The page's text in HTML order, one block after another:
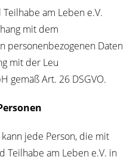
am Leben e.V.
mit dem
per­so­nen­be­zo­ge­nen Daten
mit der Leu
gemäß Art. 26 DSGVO.
jede Per­son, die mit
Teil­ha­be am Leben e.V. in